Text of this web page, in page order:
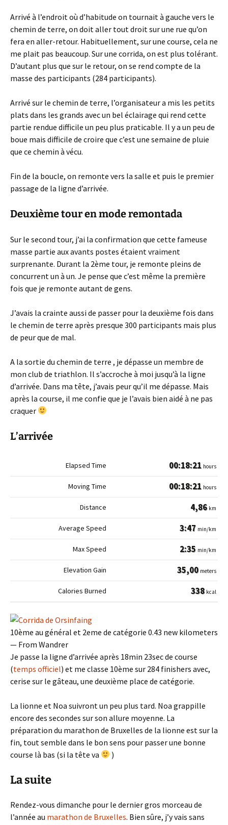
Arrivé à l’endroit où d’habitude on tournait à gauche vers le
chemin de terre, on doit aller tout droit sur une rue qu’on
fera en aller-retour. Habituellement, sur une course, cela ne
me plait pas beaucoup. Sur une corrida, on est plus tolérant.
D’autant plus que sur le retour, on se rend compte de la
masse des participants (284 participants).
Arrivé sur le chemin de terre, l’organisateur a mis les petits
plats dans les grands avec un bel éclairage qui rend cette
partie rendue difficile un peu plus praticable. Il y a un peu de
boue mais difficile de croire que c’est une semaine de pluie
que ce chemin à vécu.
Fin de la boucle, on remonte vers la salle et puis le premier
passage de la ligne d’arrivée.
Deuxième tour en mode remontada
Sur le second tour, j’ai la confirmation que cette fameuse
masse partie aux avants postes étaient vraiment
surprenante. Durant la 2ème tour, je remonte pleins de
concurrent un à un. Je pense que c’est même la première
fois que je remonte autant de gens.
J’avais la crainte aussi de passer pour la deuxième fois dans
le chemin de terre après presque 300 participants mais plus
de peur que de mal.
A la sortie du chemin de terre , je dépasse un membre de
mon club de triathlon. Il s’accroche à moi jusqu’à la ligne
d’arrivée. Dans ma tête, j’avais peur qu’il me dépasse. Mais
après la course, il me confie que je l’avais bien aidé à ne pas
craquer
L’arrivée
00:18:21 hours
00:18:21 hours
4,86 km
3:47 min/km
2:35 min/km
35,00 meters
338 kcal
10ème au général et 2eme de catégorie‍ 0.43 new kilometers
— From Wandrer
Je passe la ligne d’arrivée après 18min 23sec de course
(temps officiel) et me classe 10ème sur 284 finishers avec,
cerise sur le gâteau, une deuxième place de catégorie.
La lionne et Noa suivront un peu plus tard. Noa grappille
encore des secondes sur son allure moyenne. La
préparation du marathon de Bruxelles de la lionne est sur la
fin, tout semble dans le bon sens pour passer une bonne
course là bas (si la tête va
)
La suite
Rendez-vous dimanche pour le dernier gros morceau de
l’année au marathon de Bruxelles. Bien sûre, j’y vais sans